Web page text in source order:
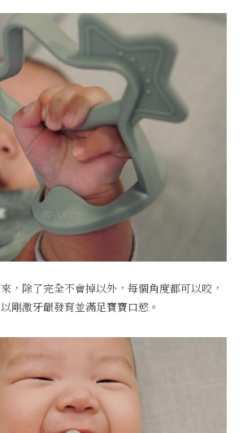
，除了完全不會掉以外，每個角度都可以咬，
剛激牙齦發育並滿足寶寶口慾。